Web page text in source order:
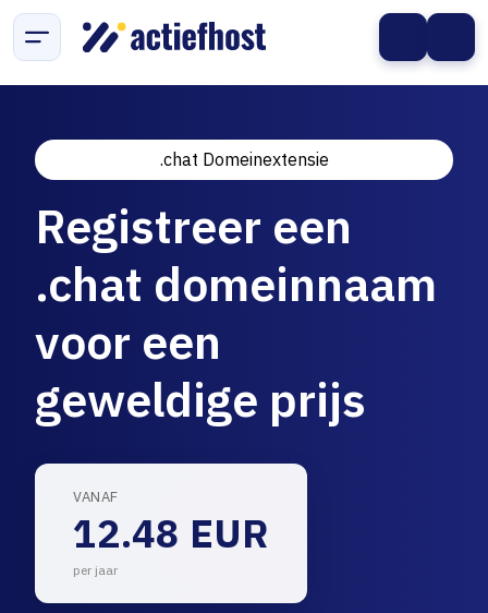
.chat Domeinextensie
Registreer een
.chat domeinnaam
voor een
geweldige prijs
VANAF
12.48 EUR
per jaar